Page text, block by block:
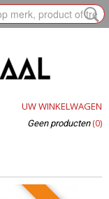
UW WINKELWAGEN
Geen producten (0)